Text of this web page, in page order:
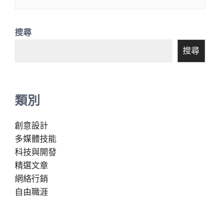
搜尋
搜尋
類別
創意設計
多媒體技能
科技與開發
精選文章
網絡行銷
自由職涯